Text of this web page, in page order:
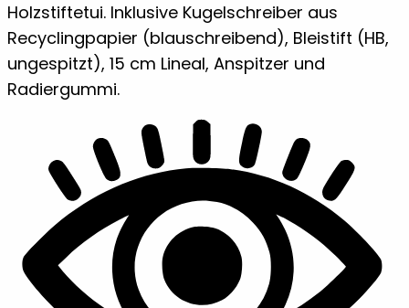
Holzstiftetui. Inklusive Kugelschreiber aus
Recyclingpapier (blauschreibend), Bleistift (HB,
ungespitzt), 15 cm Lineal, Anspitzer und
Radiergummi.